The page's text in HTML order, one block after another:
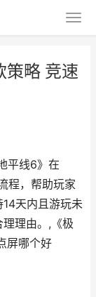
策略 竞速
平线6》在
程，帮助玩家
天内且游玩未
理由。,《极
屏哪个好